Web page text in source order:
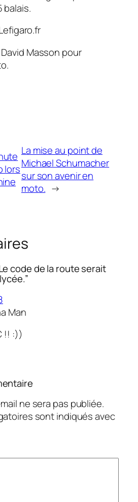
balais.
Masson pour
lors
La mise au point de
Michael Schumacher
sur son avenir en
moto. →
code de la route serait
Man
!! :))
ne sera pas publiée.
sont indiqués avec